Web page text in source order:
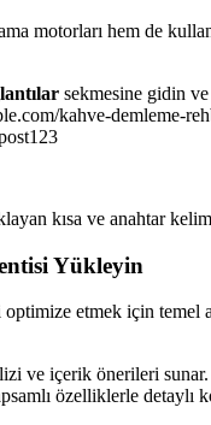
motorları hem de
sekmesine gidin
kahve-demleme-
kısa ve anahtar
Yükleyin
etmek için temel
ve içerik önerileri sunar.
özelliklerle detaylı